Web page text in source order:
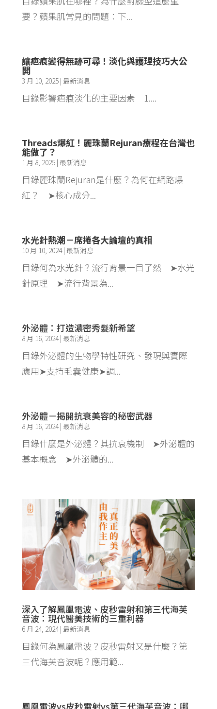
要？蘋果肌常見的問題：下...
讓疤痕變得無跡可尋！淡化與護理技巧大公
開
3 月 10, 2025| 最新消息
目錄影響疤痕淡化的主要因素 1....
Threads爆紅！麗珠蘭Rejuran療程在台灣也
能做了？
1 月 8, 2025| 最新消息
目錄麗珠蘭Rejuran是什麼？為何在網路爆
紅？ ➤核心成分...
水光針熱潮－席捲各大論壇的真相
10 月 10, 2024| 最新消息
目錄何為水光針？流行背景一目了然 ➤水光
針原理 ➤流行背景為...
外泌體：打造濃密秀髮新希望
8 月 16, 2024| 最新消息
目錄外泌體的生物學特性研究、發現與實際
應用➤支持毛囊健康➤調...
外泌體－揭開抗衰美容的秘密武器
8 月 16, 2024| 最新消息
目錄什麼是外泌體？其抗衰機制 ➤外泌體的
基本概念 ➤外泌體的...
深入了解鳳凰電波、皮秒雷射和第三代海芙
音波：現代醫美技術的三重利器
6 月 24, 2024| 最新消息
目錄何為鳳凰電波？皮秒雷射又是什麼？第
三代海芙音波呢？應用範...
鳳凰電波vs皮秒雷射vs第三代海芙音波：哪